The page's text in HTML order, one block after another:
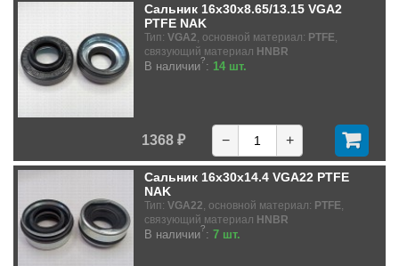
Сальник 16x30x8.65/13.15 VGA2
PTFE NAK
Тип: VGA2 , основной материал: PTFE
связующий материал HNBR
В наличии?: 14 шт.
1368 ₽ − +
Сальник 16x30x14.4 VGA22 PTFE
NAK
Тип: VGA22 , основной материал: PTFE
связующий материал HNBR
В наличии?: 7 шт.